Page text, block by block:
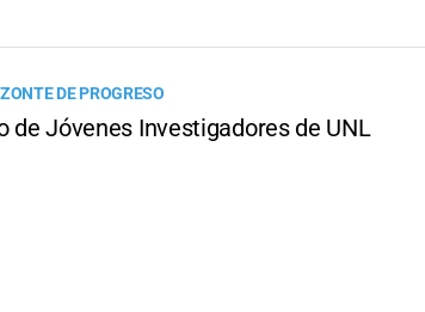
DE PROGRESO
de Jóvenes Investigadores de UNL